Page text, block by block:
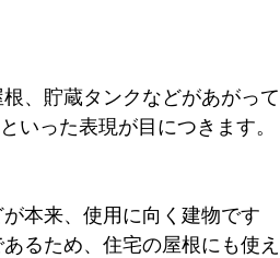
、貯蔵タンクなどがあがって
いった表現が目につきます。
本来、使用に向く建物です
るため、住宅の屋根にも使え